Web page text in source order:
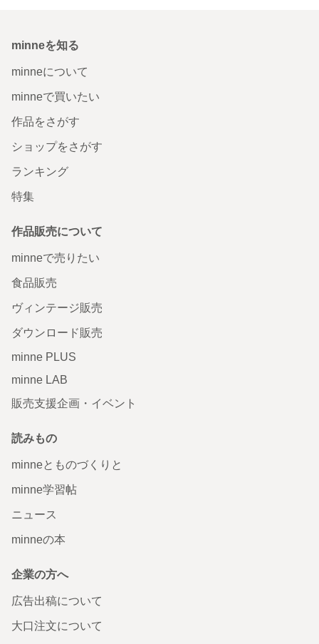
minneを知る
minneについて
minneで買いたい
作品をさがす
ショップをさがす
ランキング
特集
作品販売について
minneで売りたい
食品販売
ヴィンテージ販売
ダウンロード販売
minne PLUS
minne LAB
販売支援企画・イベント
読みもの
minneとものづくりと
minne学習帖
ニュース
minneの本
企業の方へ
広告出稿について
大口注文について